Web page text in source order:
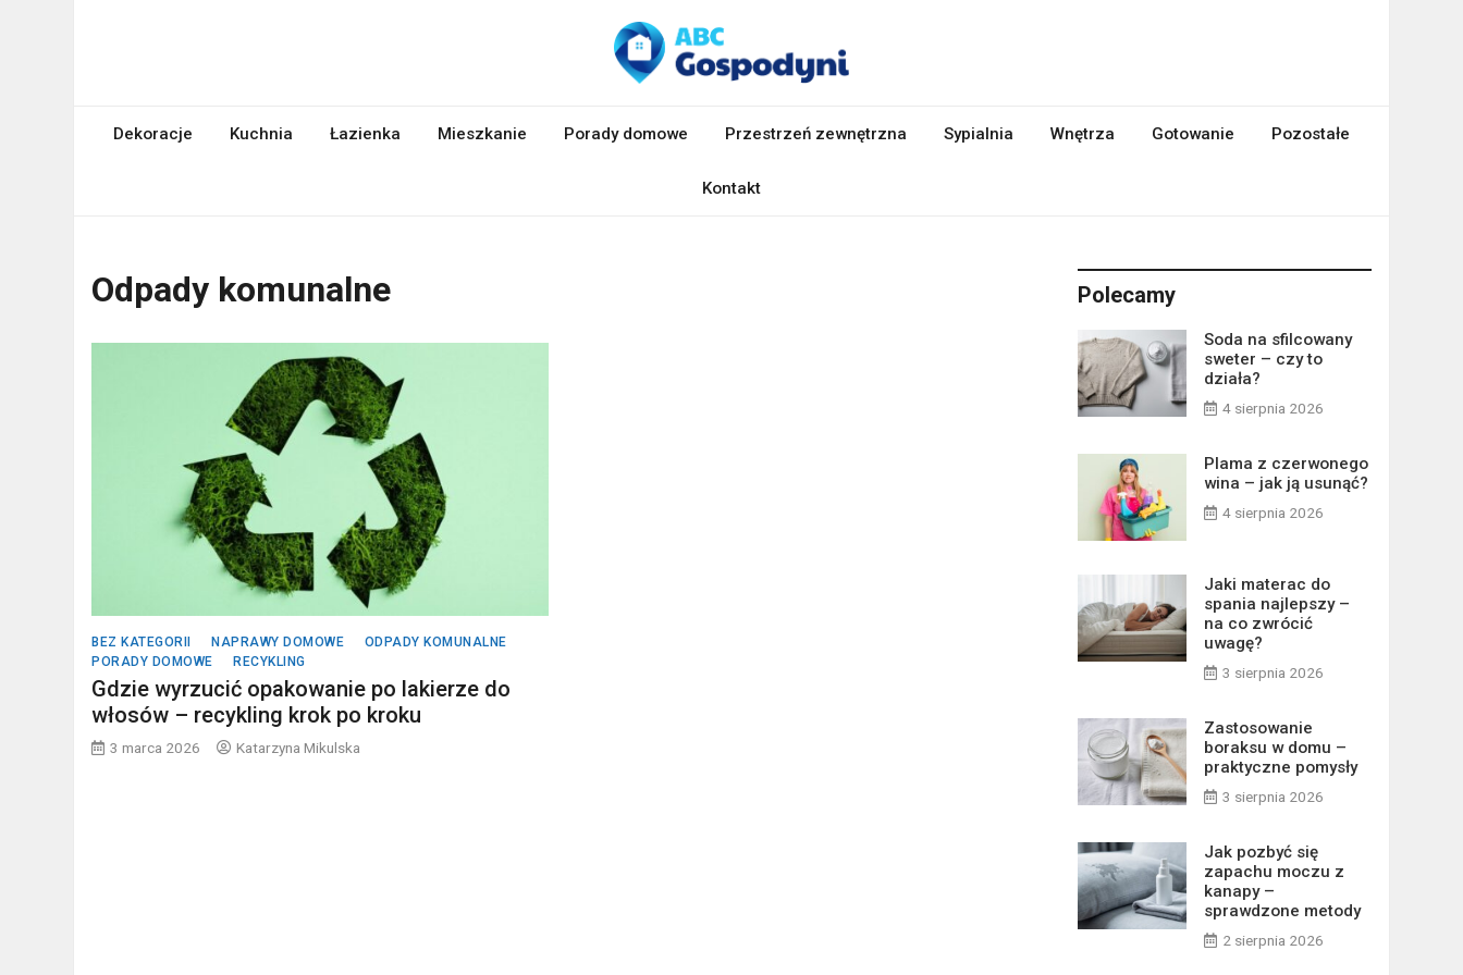
abcgospodyni.pl
Dekoracje Kuchnia Łazienka Mieszkanie Porady domowe Przestrzeń zewnętrzna Sypialnia Wnętrza Gotowanie Pozostałe
Kontakt
Odpady komunalne
BEZ KATEGORII NAPRAWY DOMOWE
ODPADY KOMUNALNE
PORADY DOMOWE
RECYKLING
Gdzie wyrzucić opakowanie po lakierze do
włosów – recykling krok po kroku
3 marca 2026 Katarzyna Mikulska
Polecamy
Soda na sfilcowany
sweter – czy to
działa?
4 sierpnia 2026
Plama z czerwonego
wina – jak ją usunąć?
4 sierpnia 2026
Jaki materac do
spania najlepszy –
na co zwrócić
uwagę?
3 sierpnia 2026
Zastosowanie
boraksu w domu –
praktyczne pomysły
3 sierpnia 2026
Jak pozbyć się
zapachu moczu z
kanapy –
sprawdzone metody
2 sierpnia 2026